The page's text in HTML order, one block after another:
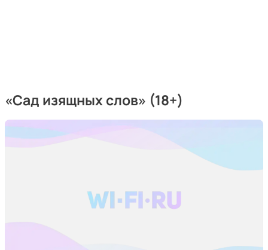
«Сад изящных слов» (18+)